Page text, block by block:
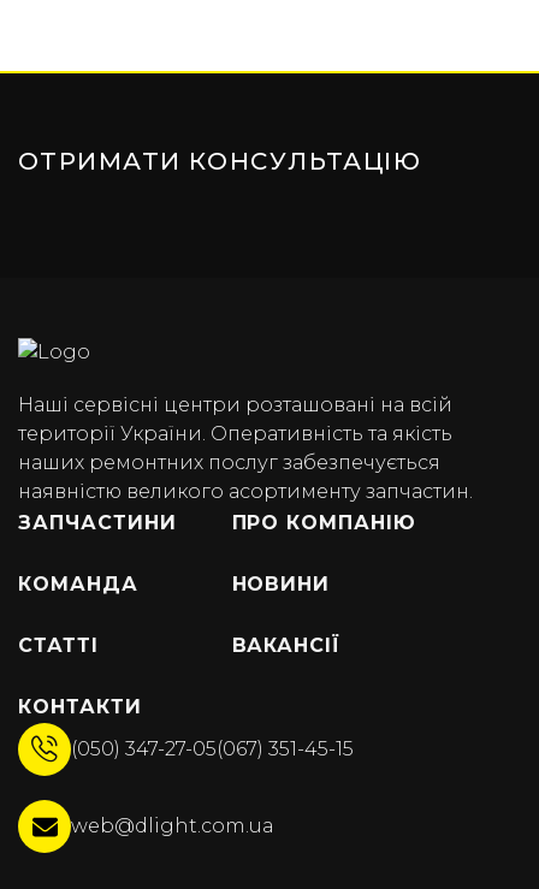
ОТРИМАТИ КОНСУЛЬТАЦІЮ
Наші сервісні центри розташовані на всій
території України. Оперативність та якість
наших ремонтних послуг забезпечується
наявністю великого асортименту запчастин.
ЗАПЧАСТИНИ
ПРО КОМПАНІЮ
КОМАНДА НОВИНИ
СТАТТІ ВАКАНСІЇ
КОНТАКТИ
(050) 347-27-05(067) 351-45-15
web@dlight.com.ua